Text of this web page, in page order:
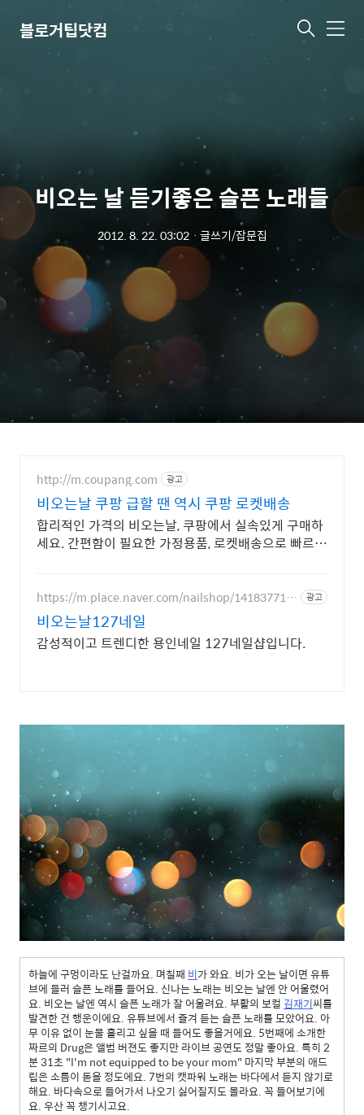
블로거팁닷컴 메
비오는 날 듣기좋은 슬픈 노래들
2012. 8. 22. 03:02ㆍ 글쓰기/잡문집
http://m.coupang.com 광고
비오는날 쿠팡 급할 땐 역시 쿠팡 로켓배송
합리적인 가격의 비오는날, 쿠팡에서 실속있게 구매하
세요. 간편함이 필요한 가정용품, 로켓배송으로 빠르게
https://m.place.naver.com/nailshop/141837712 광고
비오는날127네일
감성적이고 트렌디한 용인네일 127네일샵입니다.
하늘에 구멍이라도 난걸까요. 며칠째 비가 와요. 비가 오는 날이면 유튜
브에 들러 슬픈 노래를 들어요. 신나는 노래는 비오는 날엔 안 어울렸어
요. 비오는 날엔 역시 슬픈 노래가 잘 어울려요. 부활의 보컬 김재기씨를
발견한 건 행운이에요. 유튜브에서 즐겨 듣는 슬픈 노래를 모았어요. 아
무 이유 없이 눈물 흘리고 싶을 때 들어도 좋을거에요. 5번째에 소개한
짜르의 Drug은 앨범 버젼도 좋지만 라이브 공연도 정말 좋아요. 특히 2
분 31초 "I'm not equipped to be your mom" 마지막 부분의 애드
립은 소름이 돋을 정도에요. 7번의 캣파워 노래는 바다에서 듣지 않기로
해요. 바다속으로 들어가서 나오기 싫어질지도 몰라요. 꼭 들어보기에
요. 우산 꼭 챙기시고요.